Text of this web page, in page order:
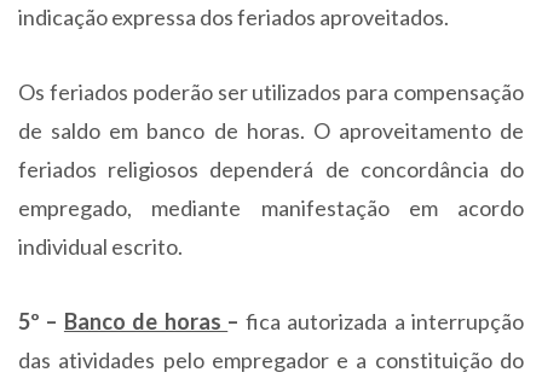
indicação expressa dos feriados aproveitados.
Os feriados poderão ser utilizados para compensação
de saldo em banco de horas. O aproveitamento de
feriados religiosos dependerá de concordância do
empregado, mediante manifestação em acordo
individual escrito.
5º – Banco de horas – fica autorizada a interrupção
das atividades pelo empregador e a constituição do